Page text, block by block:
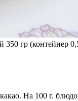
350 гр (контейнер
На 100 г.